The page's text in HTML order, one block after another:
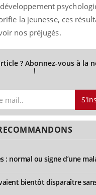
la jeunesse, ces
nos préjugés.
? Abonnez-vous à la
!
: normal ou signe d’une
bientôt disparaître